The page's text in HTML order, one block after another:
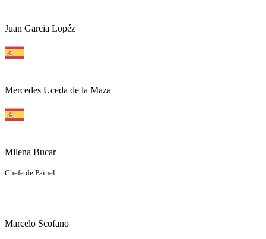
Juan Garcia Lopéz
Mercedes Uceda de la Maza
Milena Bucar
Chefe de Painel
Marcelo Scofano